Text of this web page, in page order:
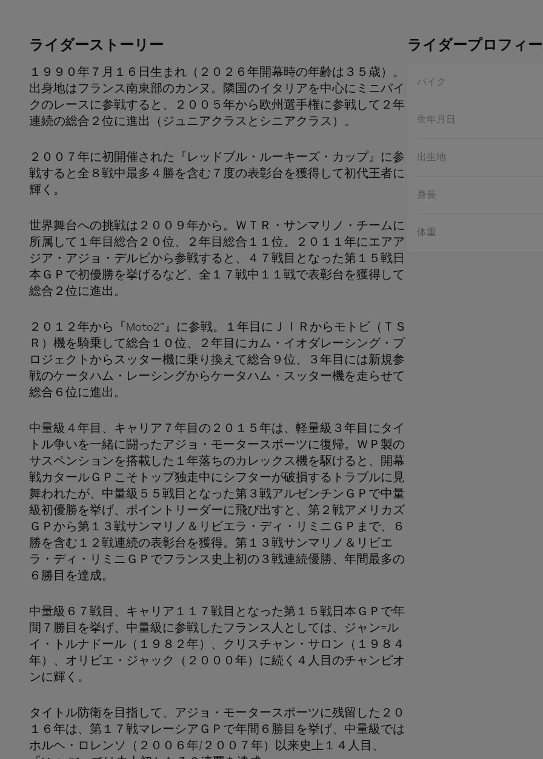
ライダープロフィ
バイク
生年月日
出生地
身長
体重
ライダーストーリー
１９９０年７月１６日生まれ（２０２６年開幕時の年齢は３５歳）。
出身地はフランス南東部のカンヌ。隣国のイタリアを中心にミニバイ
クのレースに参戦すると、２００５年から欧州選手権に参戦して２年
連続の総合２位に進出（ジュニアクラスとシニアクラス）。
２００７年に初開催された『レッドブル・ルーキーズ・カップ』に参
戦すると全８戦中最多４勝を含む７度の表彰台を獲得して初代王者に
輝く。
世界舞台への挑戦は２００９年から。ＷＴＲ・サンマリノ・チームに
所属して１年目総合２０位、２年目総合１１位。２０１１年にエアア
ジア・アジョ・デルビから参戦すると、４７戦目となった第１５戦日
本ＧＰで初優勝を挙げるなど、全１７戦中１１戦で表彰台を獲得して
総合２位に進出。
２０１２年から『Moto2™』に参戦。１年目にＪⅠＲからモトビ（ＴＳ
Ｒ）機を騎乗して総合１０位、２年目にカム・イオダレーシング・プ
ロジェクトからスッター機に乗り換えて総合９位、３年目には新規参
戦のケータハム・レーシングからケータハム・スッター機を走らせて
総合６位に進出。
中量級４年目、キャリア７年目の２０１５年は、軽量級３年目にタイ
トル争いを一緒に闘ったアジョ・モータースポーツに復帰。ＷＰ製の
サスペンションを搭載した１年落ちのカレックス機を駆けると、開幕
戦カタールＧＰこそトップ独走中にシフターが破損するトラブルに見
舞われたが、中量級５５戦目となった第３戦アルゼンチンＧＰで中量
級初優勝を挙げ、ポイントリーダーに飛び出すと、第２戦アメリカズ
ＧＰから第１３戦サンマリノ＆リビエラ・ディ・リミニＧＰまで、６
勝を含む１２戦連続の表彰台を獲得。第１３戦サンマリノ＆リビエ
ラ・ディ・リミニＧＰでフランス史上初の３戦連続優勝、年間最多の
６勝目を達成。
中量級６７戦目、キャリア１１７戦目となった第１５戦日本ＧＰで年
間７勝目を挙げ、中量級に参戦したフランス人としては、ジャン=ル
イ・トルナドール（１９８２年）、クリスチャン・サロン（１９８４
年）、オリビエ・ジャック（２０００年）に続く４人目のチャンピオ
ンに輝く。
タイトル防衛を目指して、アジョ・モータースポーツに残留した２０
１６年は、第１７戦マレーシアＧＰで年間６勝目を挙げ、中量級では
ホルヘ・ロレンソ（２００６年/２００７年）以来史上１４人目、